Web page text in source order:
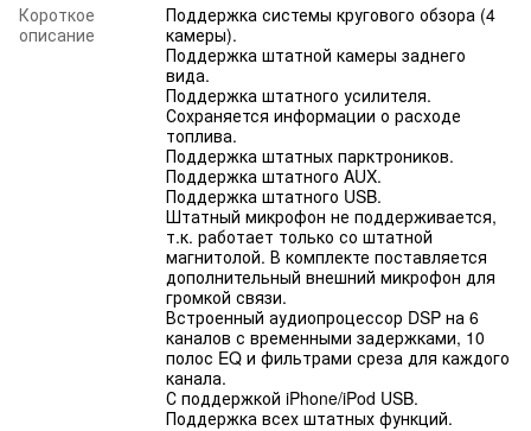
Короткое
описание
Поддержка системы кругового обзора (4
камеры).
Поддержка штатной камеры заднего
вида.
Поддержка штатного усилителя.
Сохраняется информации о расходе
топлива.
Поддержка штатных парктроников.
Поддержка штатного AUX.
Поддержка штатного USB.
Штатный микрофон не поддерживается,
т.к. работает только со штатной
магнитолой. В комплекте поставляется
дополнительный внешний микрофон для
громкой связи.
Встроенный аудиопроцессор DSP на 6
каналов с временными задержками, 10
полос EQ и фильтрами среза для каждого
канала.
С поддержкой iPhone/iPod USB.
Поддержка всех штатных функций.